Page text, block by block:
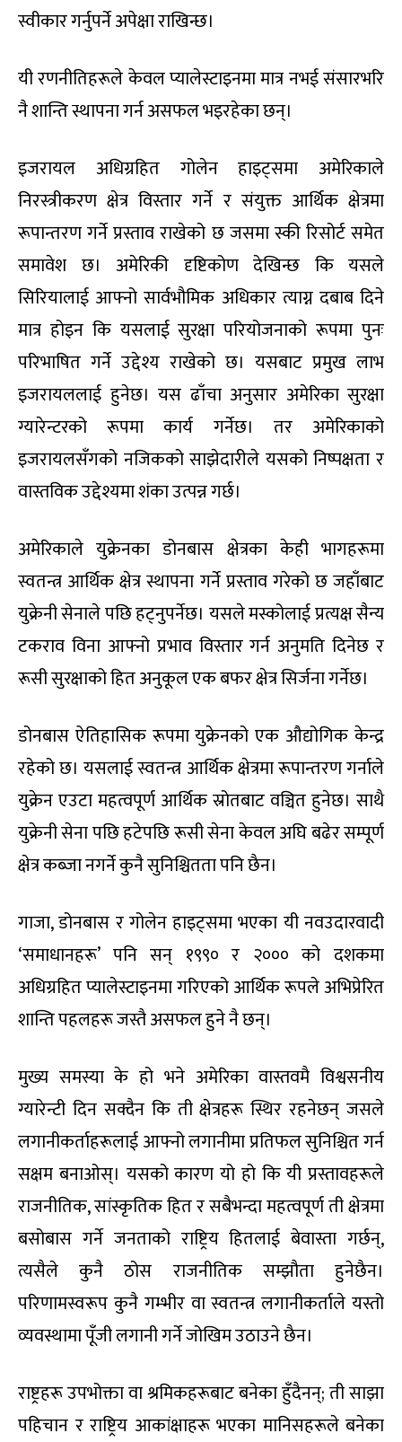
स्वीकार गर्नुपर्ने अपेक्षा राखिन्छ।
यी रणनीतिहरूले केवल प्यालेस्टाइनमा मात्र नभई संसारभरि
नै शान्ति स्थापना गर्न असफल भइरहेका छन्।
इजरायल अधिग्रहित गोलेन हाइट्समा अमेरिकाले
निरस्त्रीकरण क्षेत्र विस्तार गर्ने र संयुक्त आर्थिक क्षेत्रमा
रूपान्तरण गर्ने प्रस्ताव राखेको छ जसमा स्की रिसोर्ट समेत
समावेश छ। अमेरिकी दृष्टिकोण देखिन्छ कि यसले
सिरियालाई आफ्नो सार्वभौमिक अधिकार त्याग्न दबाब दिने
मात्र होइन कि यसलाई सुरक्षा परियोजनाको रूपमा पुनः
परिभाषित गर्ने उद्देश्य राखेको छ। यसबाट प्रमुख लाभ
इजरायललाई हुनेछ। यस ढाँचा अनुसार अमेरिका सुरक्षा
ग्यारेन्टरको रूपमा कार्य गर्नेछ। तर अमेरिकाको
इजरायलसँगको नजिकको साझेदारीले यसको निष्पक्षता र
वास्तविक उद्देश्यमा शंका उत्पन्न गर्छ।
अमेरिकाले युक्रेनका डोनबास क्षेत्रका केही भागहरूमा
स्वतन्त्र आर्थिक क्षेत्र स्थापना गर्ने प्रस्ताव गरेको छ जहाँबाट
युक्रेनी सेनाले पछि हट्नुपर्नेछ। यसले मस्कोलाई प्रत्यक्ष सैन्य
टकराव विना आफ्नो प्रभाव विस्तार गर्न अनुमति दिनेछ र
रूसी सुरक्षाको हित अनुकूल एक बफर क्षेत्र सिर्जना गर्नेछ।
डोनबास ऐतिहासिक रूपमा युक्रेनको एक औद्योगिक केन्द्र
रहेको छ। यसलाई स्वतन्त्र आर्थिक क्षेत्रमा रूपान्तरण गर्नाले
युक्रेन एउटा महत्वपूर्ण आर्थिक स्रोतबाट वञ्चित हुनेछ। साथै
युक्रेनी सेना पछि हटेपछि रूसी सेना केवल अघि बढेर सम्पूर्ण
क्षेत्र कब्जा नगर्ने कुनै सुनिश्चितता पनि छैन।
गाजा, डोनबास र गोलेन हाइट्समा भएका यी नवउदारवादी
‘समाधानहरू’ पनि सन् १९९० र २००० को दशकमा
अधिग्रहित प्यालेस्टाइनमा गरिएको आर्थिक रूपले अभिप्रेरित
शान्ति पहलहरू जस्तै असफल हुने नै छन्।
मुख्य समस्या के हो भने अमेरिका वास्तवमै विश्वसनीय
ग्यारेन्टी दिन सक्दैन कि ती क्षेत्रहरू स्थिर रहनेछन् जसले
लगानीकर्ताहरूलाई आफ्नो लगानीमा प्रतिफल सुनिश्चित गर्न
सक्षम बनाओस्। यसको कारण यो हो कि यी प्रस्तावहरूले
राजनीतिक, सांस्कृतिक हित र सबैभन्दा महत्वपूर्ण ती क्षेत्रमा
बसोबास गर्ने जनताको राष्ट्रिय हितलाई बेवास्ता गर्छन्,
त्यसैले कुनै ठोस राजनीतिक सम्झौता हुनेछैन।
परिणामस्वरूप कुनै गम्भीर वा स्वतन्त्र लगानीकर्ताले यस्तो
व्यवस्थामा पूँजी लगानी गर्ने जोखिम उठाउने छैन।
राष्ट्रहरू उपभोक्ता वा श्रमिकहरूबाट बनेका हुँदैनन्; ती साझा
पहिचान र राष्ट्रिय आकांक्षाहरू भएका मानिसहरूले बनेका